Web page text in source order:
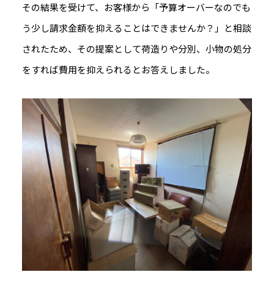
その結果を受けて、お客様から「予算オーバーなのでも
う少し請求金額を抑えることはできませんか？」と相談
されたため、その提案として荷造りや分別、小物の処分
をすれば費用を抑えられるとお答えしました。